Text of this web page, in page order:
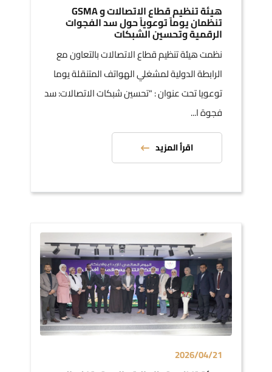
هيئة تنظيم قطاع الاتصالات و GSMA
تنظمان يوماً توعوياً حول سد الفجوات
الرقمية وتحسين الشبكات
نظمت هيئة تنظيم قطاع الاتصالات بالتعاون مع
الرابطة الدولية لمشغلي الهواتف المتنقلة يوما
توعويا تحت عنوان : "تحسين شبكات الاتصالات: سد
فجوة ا...
اقرأ المزيد
2026/04/21